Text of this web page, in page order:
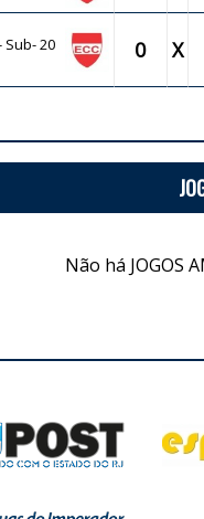
Sub- 20 0 X
Não há JOGOS